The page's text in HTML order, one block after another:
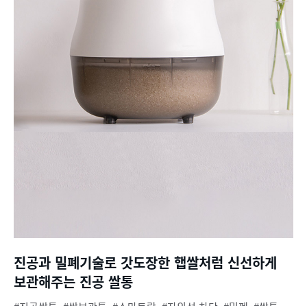
진공과 밀폐기술로 갓도장한 햅쌀처럼 신선하게
보관해주는 진공 쌀통